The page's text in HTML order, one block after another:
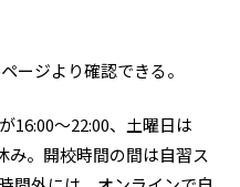
ージより確認できる。
16:00～22:00、土曜日は
み。開校時間の間は自習ス